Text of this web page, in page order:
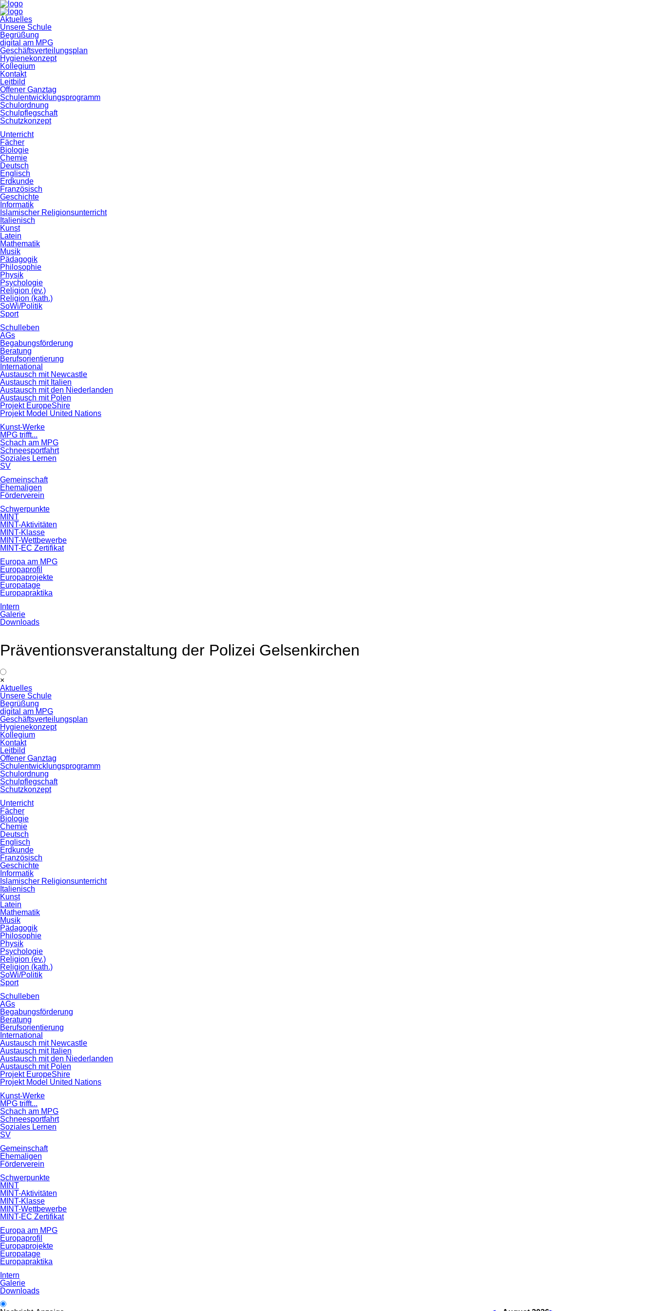
Navigation
überspringen
Aktuelles
Unsere Schule
Begrüßung
digital am MPG
Geschäftsverteilungsplan
Hygienekonzept
Kollegium
Kontakt
Leitbild
Offener Ganztag
Schulentwicklungsprogramm
Schulordnung
Schulpflegschaft
Schutzkonzept
Unterricht
Fächer
Biologie
Chemie
Deutsch
Englisch
Erdkunde
Französisch
Geschichte
Informatik
Islamischer Religionsunterricht
Italienisch
Kunst
Latein
Mathematik
Musik
Pädagogik
Philosophie
Physik
Psychologie
Religion (ev.)
Religion (kath.)
SoWi/Politik
Sport
Schulleben
AGs
Begabungsförderung
Beratung
Berufsorientierung
International
Austausch mit Newcastle
Austausch mit Italien
Austausch mit den Niederlanden
Austausch mit Polen
Projekt EuropeShire
Projekt Model United Nations
Kunst-Werke
MPG trifft...
Schach am MPG
Schneesportfahrt
Soziales Lernen
SV
Gemeinschaft
Ehemaligen
Förderverein
Schwerpunkte
MINT
MINT-Aktivitäten
MINT-Klasse
MINT-Wettbewerbe
MINT-EC Zertifikat
Europa am MPG
Europaprofil
Europaprojekte
Europatage
Europapraktika
Intern
Galerie
Downloads
Präventionsveranstaltung der Polizei Gelsenkirchen
×
überspringen
Aktuelles
Unsere Schule
Begrüßung
digital am MPG
Geschäftsverteilungsplan
Hygienekonzept
Kollegium
Kontakt
Leitbild
Offener Ganztag
Schulentwicklungsprogramm
Schulordnung
Schulpflegschaft
Schutzkonzept
Unterricht
Fächer
Biologie
Chemie
Deutsch
Englisch
Erdkunde
Französisch
Geschichte
Informatik
Islamischer Religionsunterricht
Italienisch
Kunst
Latein
Mathematik
Musik
Pädagogik
Philosophie
Physik
Psychologie
Religion (ev.)
Religion (kath.)
SoWi/Politik
Sport
Schulleben
AGs
Begabungsförderung
Beratung
Berufsorientierung
International
Austausch mit Newcastle
Austausch mit Italien
Austausch mit den Niederlanden
Austausch mit Polen
Projekt EuropeShire
Projekt Model United Nations
Kunst-Werke
MPG trifft...
Schach am MPG
Schneesportfahrt
Soziales Lernen
SV
Gemeinschaft
Ehemaligen
Förderverein
Schwerpunkte
MINT
MINT-Aktivitäten
MINT-Klasse
MINT-Wettbewerbe
MINT-EC Zertifikat
Europa am MPG
Europaprofil
Europaprojekte
Europatage
Europapraktika
Intern
Galerie
Downloads